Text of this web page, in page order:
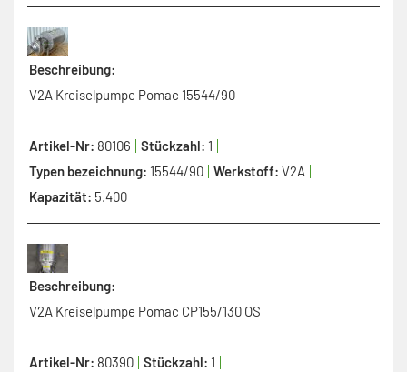
Beschreibung:
V2A Kreiselpumpe Pomac 15544/90
Artikel-Nr: 80106 Stückzahl: 1
Typen bezeichnung: 15544/90 Werkstoff: V2A
Kapazität: 5.400
Beschreibung:
V2A Kreiselpumpe Pomac CP155/130 OS
Artikel-Nr: 80390 Stückzahl: 1